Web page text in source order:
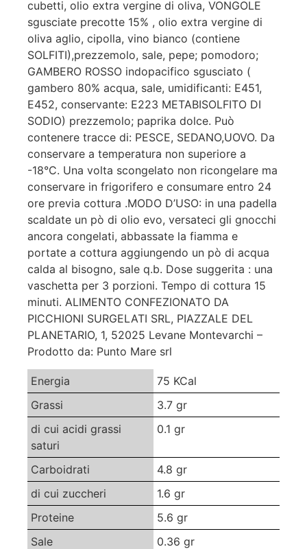
cubetti, olio extra vergine di oliva, VONGOLE
sgusciate precotte 15% , olio extra vergine di
oliva aglio, cipolla, vino bianco (contiene
SOLFITI),prezzemolo, sale, pepe; pomodoro;
GAMBERO ROSSO indopacifico sgusciato (
gambero 80% acqua, sale, umidificanti: E451,
E452, conservante: E223 METABISOLFITO DI
SODIO) prezzemolo; paprika dolce. Può
contenere tracce di: PESCE, SEDANO,UOVO. Da
conservare a temperatura non superiore a
-18°C. Una volta scongelato non ricongelare ma
conservare in frigorifero e consumare entro 24
ore previa cottura .MODO D’USO: in una padella
scaldate un pò di olio evo, versateci gli gnocchi
ancora congelati, abbassate la fiamma e
portate a cottura aggiungendo un pò di acqua
calda al bisogno, sale q.b. Dose suggerita : una
vaschetta per 3 porzioni. Tempo di cottura 15
minuti. ALIMENTO CONFEZIONATO DA
PICCHIONI SURGELATI SRL, PIAZZALE DEL
PLANETARIO, 1, 52025 Levane Montevarchi –
Prodotto da: Punto Mare srl
Energia
75 KCal
Grassi
3.7 gr
di cui acidi grassi
saturi
0.1 gr
Carboidrati
4.8 gr
di cui zuccheri
1.6 gr
Proteine
5.6 gr
Sale
0.36 gr